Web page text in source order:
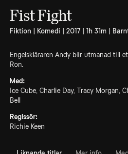
Fist Fight
Fiktion | Komedi | 2017 | 1h 31m |
Engelskläraren Andy blir utmanad till
Ron.
Med:
Ice Cube, Charlie Day, Tracy Morgan,
Bell
Regissör:
Richie Keen